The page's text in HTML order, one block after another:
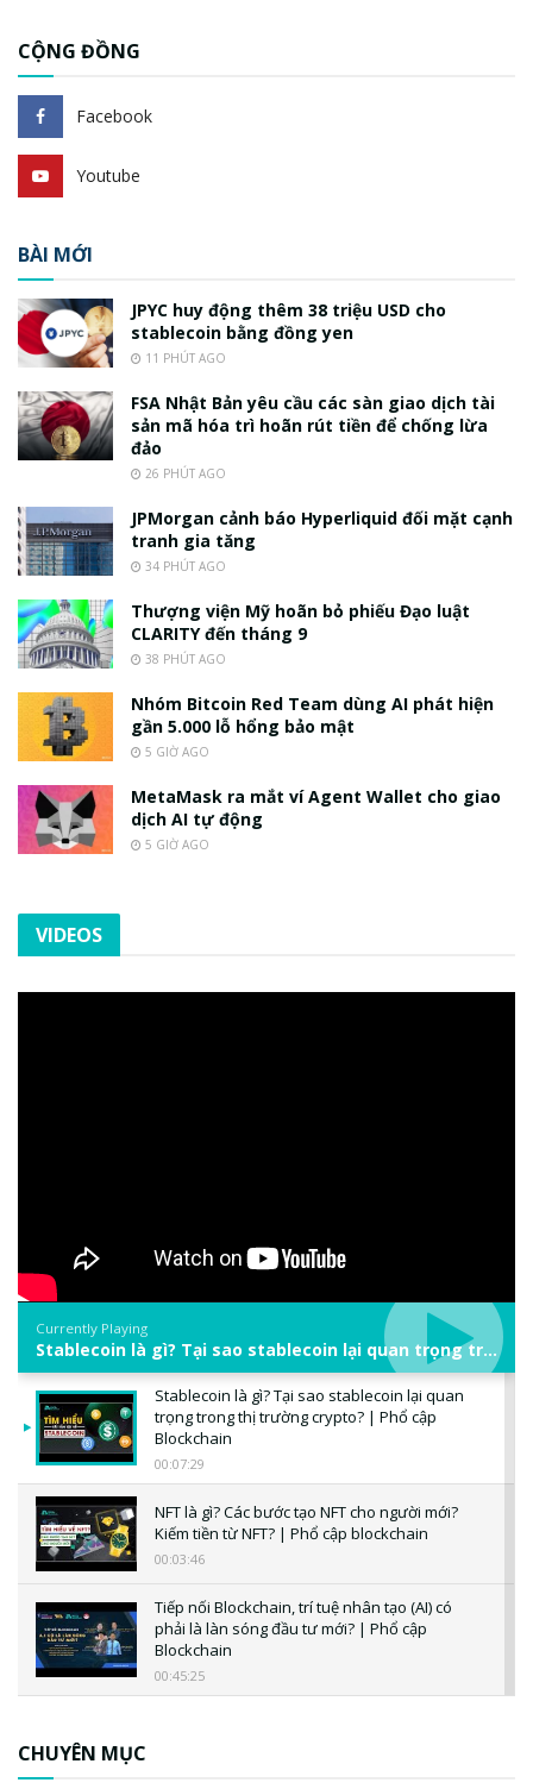
CỘNG ĐỒNG
Facebook
Youtube
BÀI MỚI
JPYC huy động thêm 38 triệu USD cho
stablecoin bằng đồng yen
11 PHÚT AGO
FSA Nhật Bản yêu cầu các sàn giao dịch tài
sản mã hóa trì hoãn rút tiền để chống lừa
đảo
26 PHÚT AGO
JPMorgan cảnh báo Hyperliquid đối mặt cạnh
tranh gia tăng
34 PHÚT AGO
Thượng viện Mỹ hoãn bỏ phiếu Đạo luật
CLARITY đến tháng 9
38 PHÚT AGO
Nhóm Bitcoin Red Team dùng AI phát hiện
gần 5.000 lỗ hổng bảo mật
5 GIỜ AGO
MetaMask ra mắt ví Agent Wallet cho giao
dịch AI tự động
5 GIỜ AGO
VIDEOS
Currently Playing
Stablecoin là gì? Tại sao stablecoin lại quan trọng trong thị trường crypto? | Phổ cập Blockchain
Stablecoin là gì? Tại sao stablecoin lại quan
trọng trong thị trường crypto? | Phổ cập
Blockchain
00:07:29
NFT là gì? Các bước tạo NFT cho người mới?
Kiếm tiền từ NFT? | Phổ cập blockchain
00:03:46
Tiếp nối Blockchain, trí tuệ nhân tạo (AI) có
phải là làn sóng đầu tư mới? | Phổ cập
Blockchain
00:45:25
CHUYÊN MỤC